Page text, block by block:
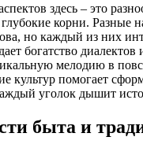
здесь – это
корни. Разные
но каждый из них
богатство
мелодию в
культур помогает
уголок дышит
быта и